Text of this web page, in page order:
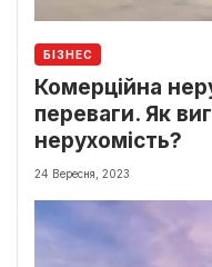
БІЗНЕС
Комерційна
переваги. Як
нерухомість?
24 Вересня, 2023